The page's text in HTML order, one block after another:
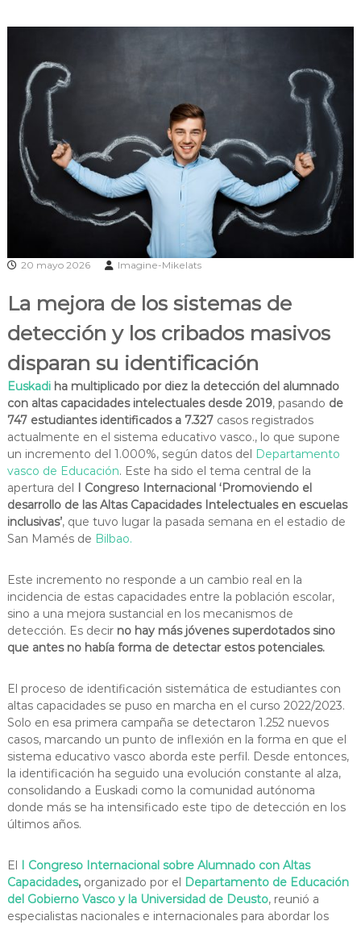
o
20 mayo 2026 Imagine-Mikelats
La mejora de los sistemas de
detección y los cribados masivos
disparan su identificación
Euskadi ha multiplicado por diez la detección del alumnado
con altas capacidades intelectuales desde 2019, pasando de
747 estudiantes identificados a 7.327 casos registrados
actualmente en el sistema educativo vasco., lo que supone
un incremento del 1.000%, según datos del Departamento
vasco de Educación. Este ha sido el tema central de la
apertura del I Congreso Internacional ‘Promoviendo el
desarrollo de las Altas Capacidades Intelectuales en escuelas
inclusivas’, que tuvo lugar la pasada semana en el estadio de
San Mamés de Bilbao.
Este incremento no responde a un cambio real en la
incidencia de estas capacidades entre la población escolar,
sino a una mejora sustancial en los mecanismos de
detección. Es decir no hay más jóvenes superdotados sino
que antes no había forma de detectar estos potenciales.
El proceso de identificación sistemática de estudiantes con
altas capacidades se puso en marcha en el curso 2022/2023.
Solo en esa primera campaña se detectaron 1.252 nuevos
casos, marcando un punto de inflexión en la forma en que el
sistema educativo vasco aborda este perfil. Desde entonces,
la identificación ha seguido una evolución constante al alza,
consolidando a Euskadi como la comunidad autónoma
donde más se ha intensificado este tipo de detección en los
últimos años.
El I Congreso Internacional sobre Alumnado con Altas
Capacidades, organizado por el Departamento de Educación
del Gobierno Vasco y la Universidad de Deusto, reunió a
especialistas nacionales e internacionales para abordar los